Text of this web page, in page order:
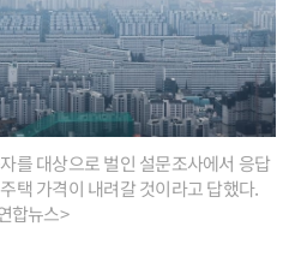
를 대상으로 벌인 설문조사에서 응답
택 가격이 내려갈 것이라고 답했다.
합뉴스>